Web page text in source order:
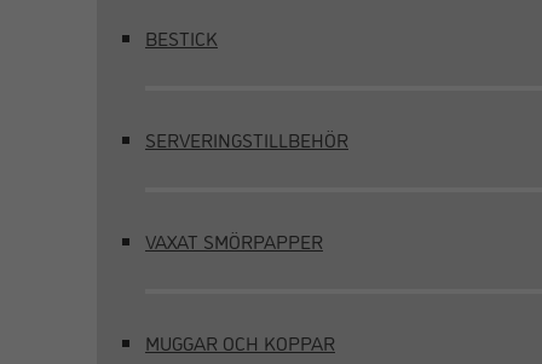
BESTICK
SERVERINGSTILLBEHÖR
VAXAT SMÖRPAPPER
MUGGAR OCH KOPPAR